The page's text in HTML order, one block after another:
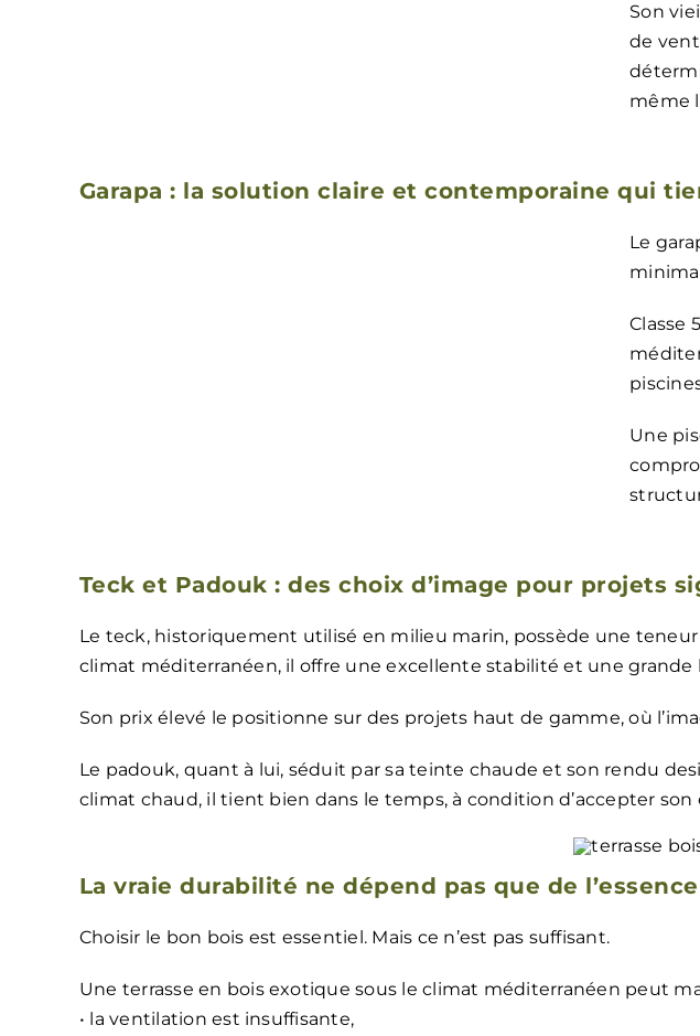
Son
de
même
Garapa : la solution claire et contemporaine qui
Le
Classe
Une
Teck et Padouk : des choix d’image pour projets
Le teck, historiquement utilisé en milieu marin, possède une
climat méditerranéen, il offre une excellente stabilité et une grande
Son prix élevé le positionne sur des projets haut de gamme, où
Le padouk, quant à lui, séduit par sa teinte chaude et son rendu
climat chaud, il tient bien dans le temps, à condition d’accepter
La vraie durabilité ne dépend pas que de l’essence
Choisir le bon bois est essentiel. Mais ce n’est pas suffisant.
Une terrasse en bois exotique sous le climat méditerranéen peut
• la ventilation est insuffisante,